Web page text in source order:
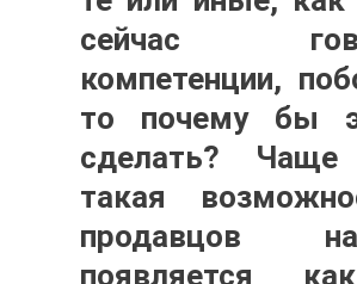
сейчас
компетенции,
то почему бы
сделать? Чаще
такая
продавцов
появляется